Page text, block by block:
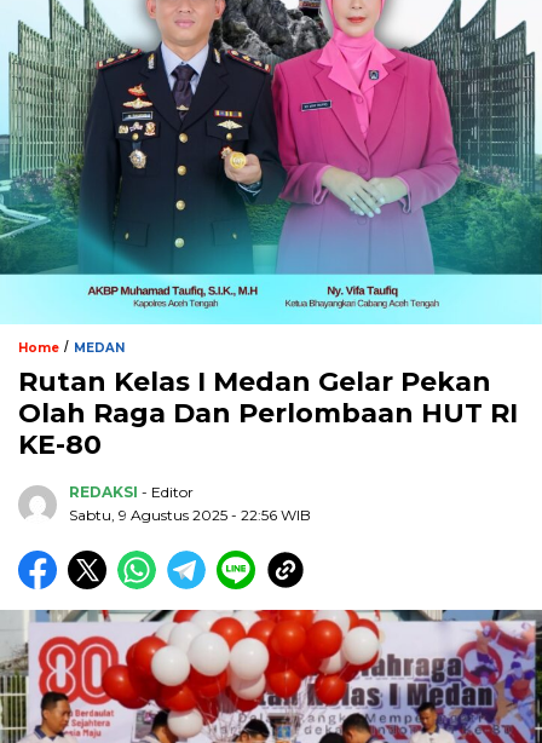
Home / MEDAN
Rutan Kelas I Medan Gelar Pekan
Olah Raga Dan Perlombaan HUT RI
KE-80
REDAKSI - Editor
Sabtu, 9 Agustus 2025 - 22:56 WIB